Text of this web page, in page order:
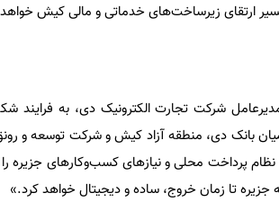
ارتقای زیرساخت‌های خدماتی و مالی کیش خواهد
شرکت تجارت الکترونیک دی، به فرایند
بانک دی، منطقه آزاد کیش و شرکت توسعه و
نظام پرداخت محلی و نیازهای کسب‌وکارهای
جزیره تا زمان خروج، ساده و دیجیتال خواهد کرد.»